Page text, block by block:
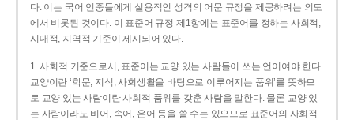
다. 이는 국어 언중들에게 실용적인 성격의 어문 규정을 제공하려는 의도
에서 비롯된 것이다. 이 표준어 규정 제1항에는 표준어를 정하는 사회적,
시대적, 지역적 기준이 제시되어 있다.
1. 사회적 기준으로서, 표준어는 교양 있는 사람들이 쓰는 언어여야 한다.
교양이란 ‘학문, 지식, 사회생활을 바탕으로 이루어지는 품위’를 뜻하므
로 교양 있는 사람이란 사회적 품위를 갖춘 사람을 말한다. 물론 교양 있
는 사람이라도 비어, 속어, 은어 등을 쓸 수는 있으므로 표준어의 사회적